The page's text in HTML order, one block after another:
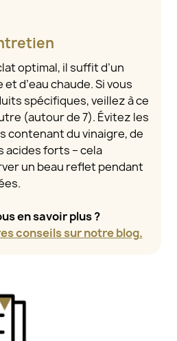
optimal, il suffit d’un
d’eau chaude. Si vous
spécifiques, veillez à ce
(autour de 7). Évitez les
contenant du vinaigre, de
acides forts – cela
un beau reflet pendant
en savoir plus ?
conseils sur notre blog.